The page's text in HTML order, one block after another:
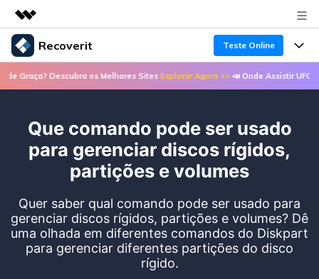
Produtos em destaque
Criatividade digital com IA generativa
Negócios
Visão geral
Sobre nós
Sala de imprensa
Loja
Recoverit Teste Online
Produtos
Recoverit para Windows
Uma ferramenta líder de recuperação de dados
para Windows
Teste Grátis
Recoverit para Mac
Recursos
Recuperar arquivos de mídia
Recuperação de dispositivos
Soluções de arquivos
Soluções para computadores
Soluções para armazenamento
Porque Recoverit
Especialista em recuperação de dados
Guide
os Melhores SitesExplorar Agora >> 📣 Onde Assistir UFC de Graça?
Que comando pode ser usado
para gerenciar discos rígidos,
partições e volumes
Quer saber qual comando pode ser usado para
gerenciar discos rígidos, partições e volumes? Dê
uma olhada em diferentes comandos do Diskpart
para gerenciar diferentes partições do disco
rígido.